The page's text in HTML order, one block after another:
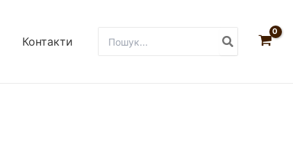
Контакти
для: